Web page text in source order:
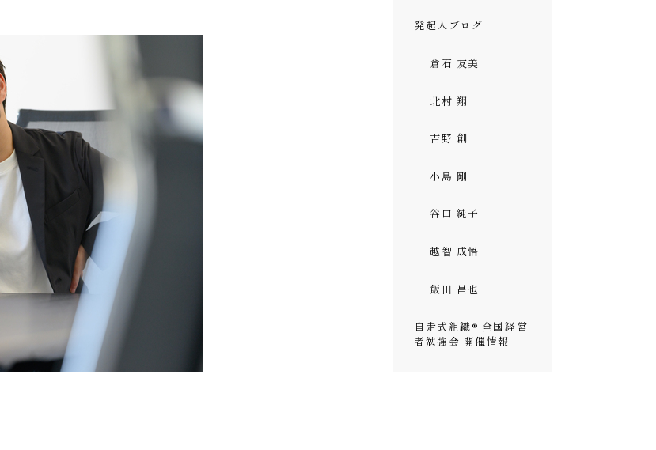
発起人ブログ
倉石 友美
北村 翔
吉野 創
小島 剛
谷口 純子
越智 成悟
飯田 昌也
自走式組織® 全国経営
者勉強会 開催情報